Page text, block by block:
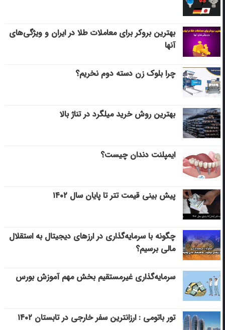
بهترین بروکر برای معاملات طلا در ایران و ویژگی‌های
آنها
چرا بلوک زن دسته دوم نخریم؟
بهترین روش خرید میلگرد در تناژ بالا
ایمپلنت دندان چیست؟
پیش بینی قیمت تتر تا پایان سال ۱۴۰۲
چگونه با سرمایه‌گذاری در ارزهای دیجیتال به استقلال
مالی برسیم؟
سرمایه‌گذاری غیرمستقیم بخش مهم آموزش بورس
تور باتومی : ارزانترین سفر خارجی در تابستان ۱۴۰۲